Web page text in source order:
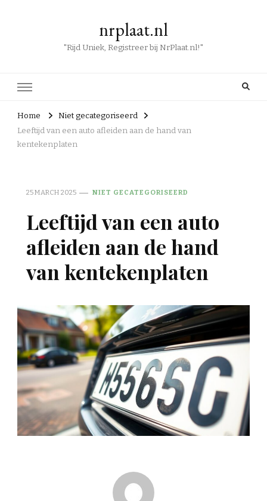
nrplaat.nl
"Rijd Uniek, Registreer bij NrPlaat.nl!"
Home
Niet gecategoriseerd
Leeftijd van een auto afleiden aan de hand van
kentekenplaten
25 MARCH 2025 NIET GECATEGORISEERD
Leeftijd van een auto
afleiden aan de hand
van kentekenplaten